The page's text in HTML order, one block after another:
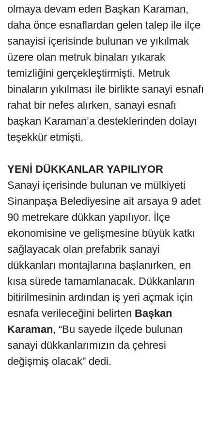
olmaya devam eden Başkan Karaman,
daha önce esnaflardan gelen talep ile ilçe
sanayisi içerisinde bulunan ve yıkılmak
üzere olan metruk binaları yıkarak
temizliğini gerçekleştirmişti. Metruk
binaların yıkılması ile birlikte sanayi esnafı
rahat bir nefes alırken, sanayi esnafı
başkan Karaman’a desteklerinden dolayı
teşekkür etmişti.
YENİ DÜKKANLAR YAPILIYOR
Sanayi içerisinde bulunan ve mülkiyeti
Sinanpaşa Belediyesine ait arsaya 9 adet
90 metrekare dükkan yapılıyor. İlçe
ekonomisine ve gelişmesine büyük katkı
sağlayacak olan prefabrik sanayi
dükkanları montajlarına başlanırken, en
kısa sürede tamamlanacak. Dükkanların
bitirilmesinin ardından iş yeri açmak için
esnafa verileceğini belirten Başkan
Karaman, “Bu sayede ilçede bulunan
sanayi dükkanlarımızın da çehresi
değişmiş olacak” dedi.